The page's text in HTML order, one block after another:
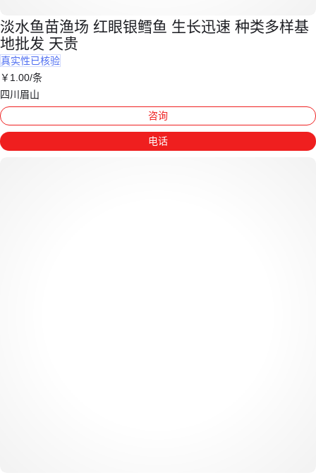
淡水鱼苗渔场 红眼银鳕鱼 生长迅速 种类多样基
地批发 天贵
真实性已核验
￥ 1.00/条
四川眉山
咨询
电话